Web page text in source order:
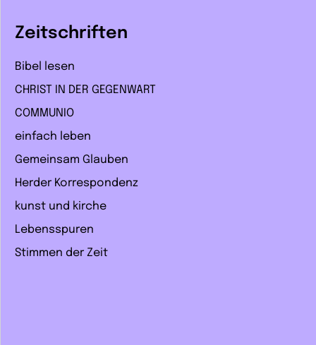
Zeitschriften
Bibel lesen
CHRIST IN DER GEGENWART
COMMUNIO
einfach leben
Gemeinsam Glauben
Herder Korrespondenz
kunst und kirche
Lebensspuren
Stimmen der Zeit